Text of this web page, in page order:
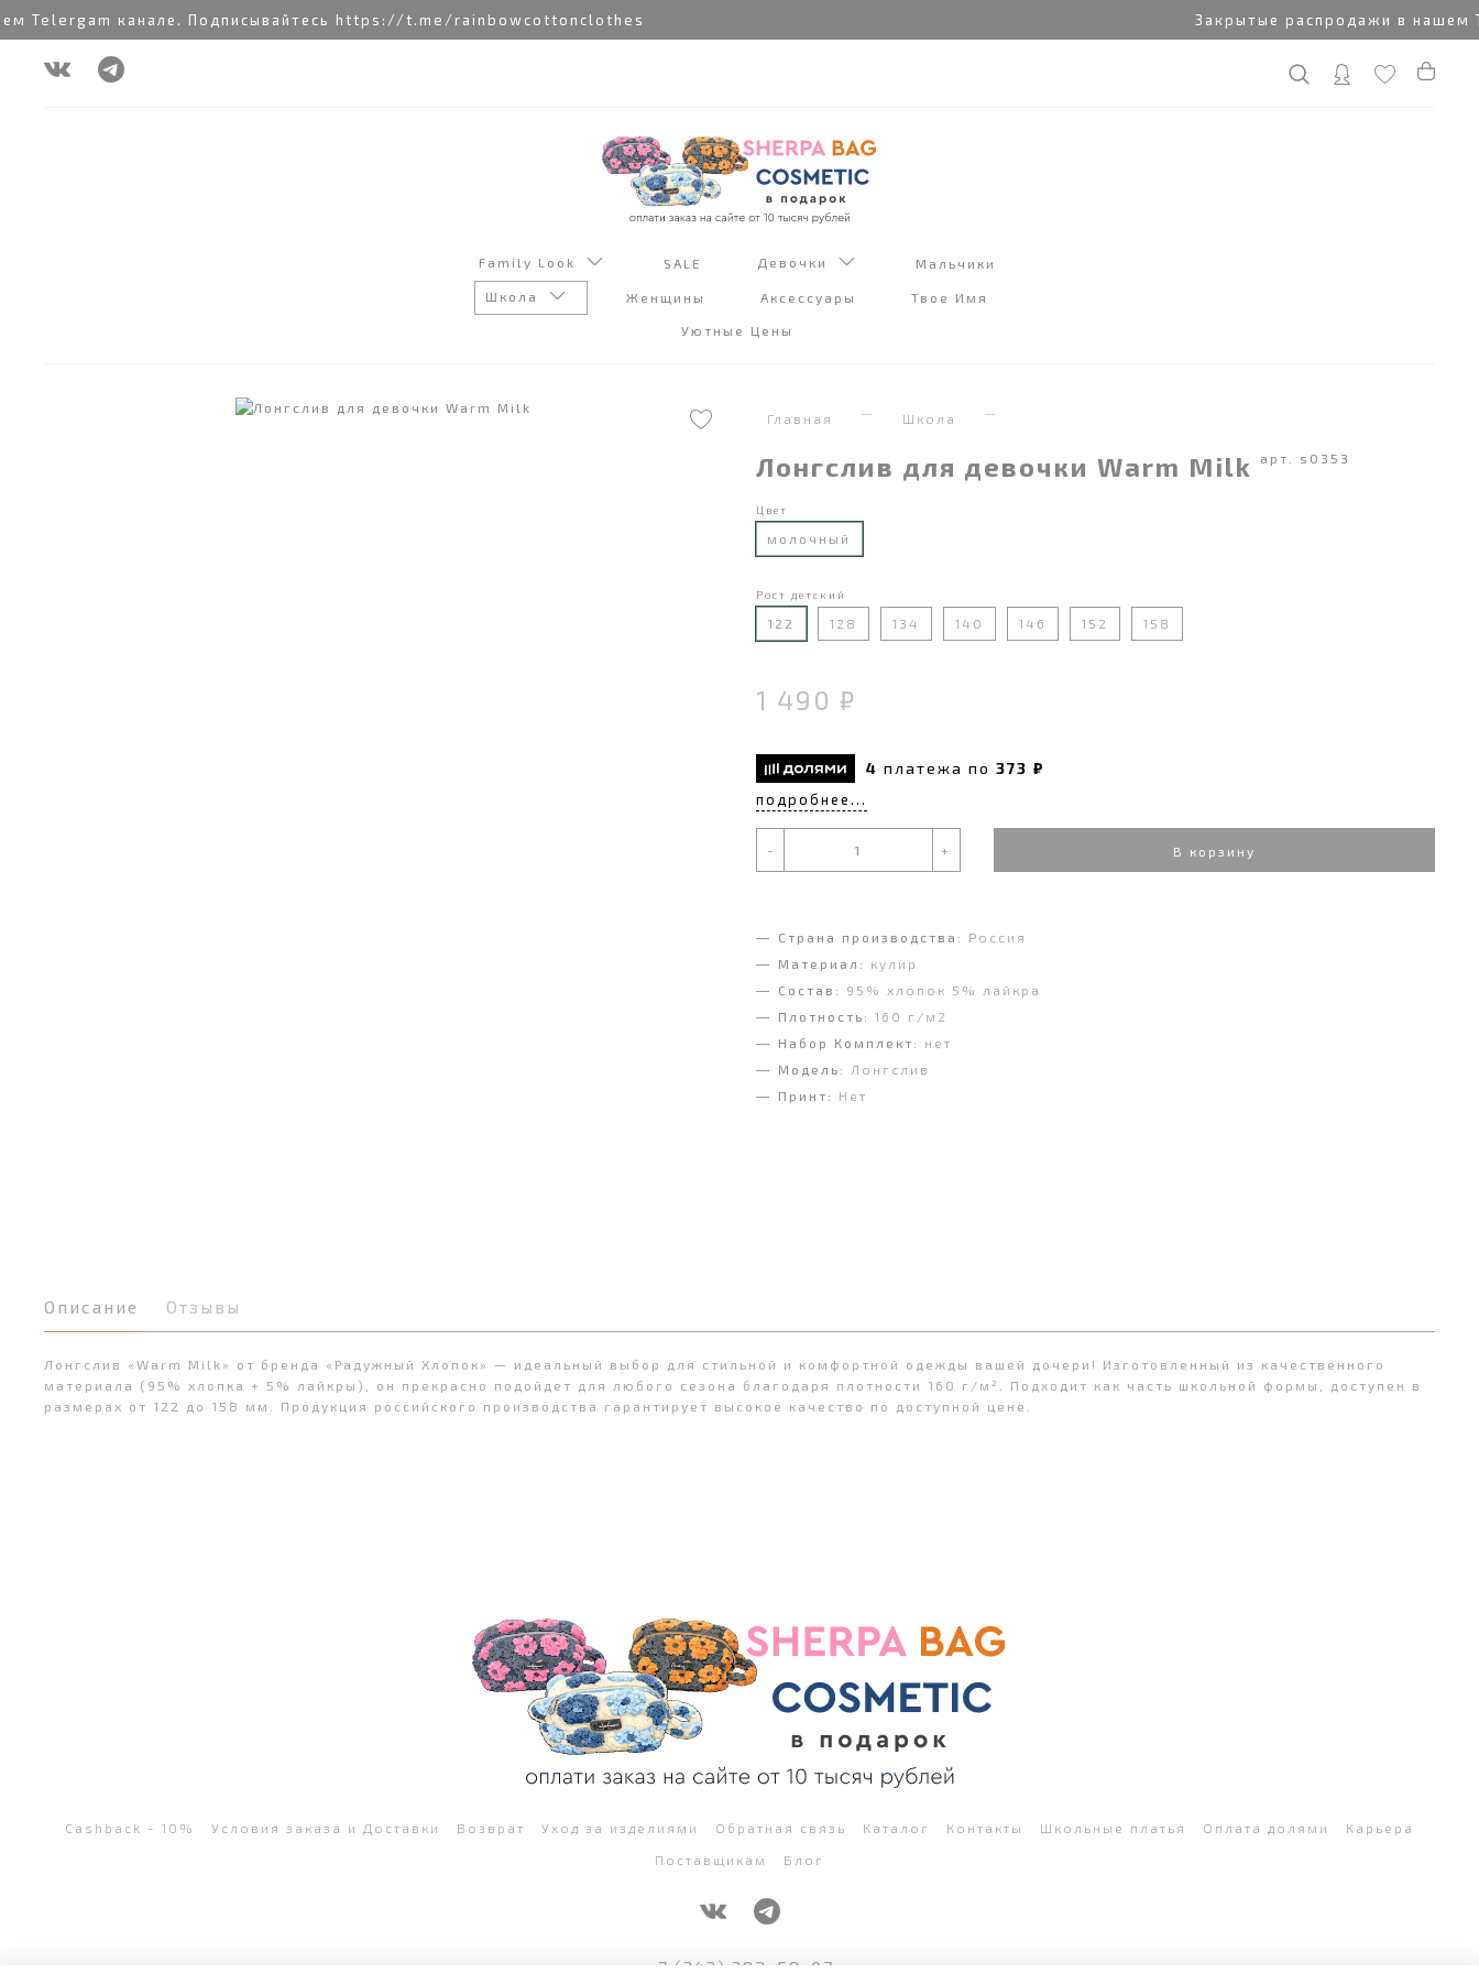
Telergam канале. Подписывайтесь https://t.me/rainbowcottonclothes Закрытые распродажи в нашем
Family Look SALE Девочки Мальчики
Школа Женщины Аксессуары Твое Имя
Уютные Цены
Главная Школа
Лонгслив для девочки Warm Milk арт. s0353
Цвет
молочный
Рост детский
122 128 134 140 146 152 158
1 490 ₽
4 платежа по 373 ₽
подробнее...
- + В корзину
Страна производства:
Россия
Материал:
кулир
Состав:
95% хлопок 5% лайкра
Плотность: 160 г/м2
Набор Комплект:
нет
Модель:
Лонгслив
Принт:
Нет
Описание Отзывы
Лонгслив «Warm Milk» от бренда «Радужный Хлопок» — идеальный выбор для стильной и комфортной одежды вашей дочери! Изготовленный из качественного
материала (95% хлопка + 5% лайкры), он прекрасно подойдет для любого сезона благодаря плотности 160 г/м². Подходит как часть школьной формы, доступен в
размерах от 122 до 158 мм. Продукция российского производства гарантирует высокое качество по доступной цене.
Cashback - 10% Условия заказа и Доставки Возврат Уход за изделиями Обратная связь Каталог Контакты Школьные платья Оплата долями Карьера
Поставщикам Блог
+7 (343) 382-58-07